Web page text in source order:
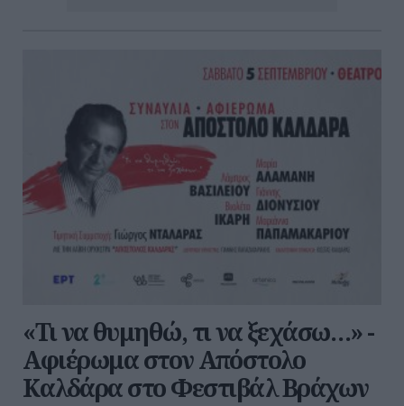
«Τι να θυμηθώ, τι να ξεχάσω…» -
Αφιέρωμα στον Απόστολο
Καλδάρα στο Φεστιβάλ Βράχων